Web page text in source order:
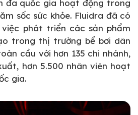
đa quốc gia hoạt động trong
sốc sức khỏe. Fluidra đã có
phát triển các sản phẩm
trong thị trường bể bơi dân
cầu với hơn 135 chi nhánh,
hơn 5.500 nhân viên hoạt
gia.